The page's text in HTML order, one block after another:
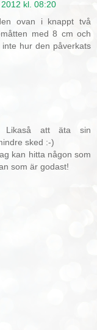
kl. 08:20
ovan i knappt två
med 8 cm och
hur den påverkats
att äta sin
sked :-)
kan hitta någon som
som är godast!